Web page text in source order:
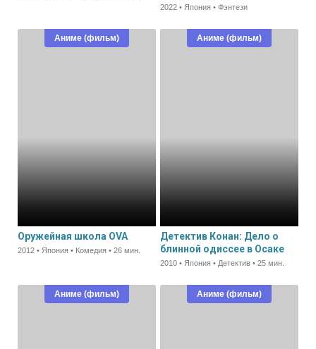
2022 • Япония • Фэнтези
Аниме (фильм)
Оружейная школа OVA
2012 • Япония • Комедия • 26 мин.
Аниме (фильм)
Детектив Конан: Дело о
блинной одиссее в Осаке
2010 • Япония • Детектив • 25 мин.
Аниме (фильм) Аниме (фильм)